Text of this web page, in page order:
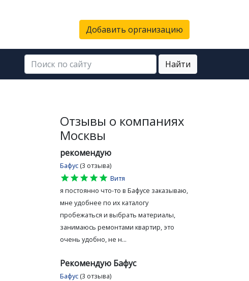
Добавить организацию
Найти
Отзывы о компаниях
Москвы
рекомендую
Бафус (3 отзыва)
star
star
star
star
star
Витя
я постоянно что-то в Бафусе заказываю,
мне удобнее по их каталогу
пробежаться и выбрать материалы,
занимаюсь ремонтами квартир, это
очень удобно, не н...
Рекомендую Бафус
Бафус (3 отзыва)